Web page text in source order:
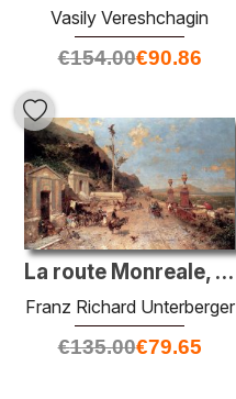
Vasily Vereshchagin
€154.00€90.86
La route Monreale, Palerme
Franz Richard Unterberger
€135.00€79.65